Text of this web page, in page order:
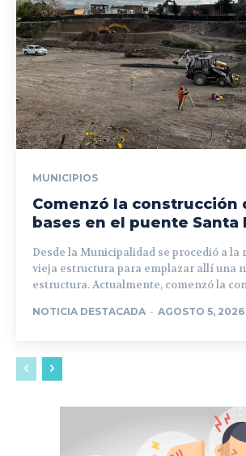
MUNICIPIOS
Comenzó la construcción
bases en el puente Santa
Desde la Municipalidad se procedió a la
vieja estructura para emplazar allí una
estructura. Actualmente, comenzó la
NOTICIA DESTACADA - AGOSTO 5, 2026